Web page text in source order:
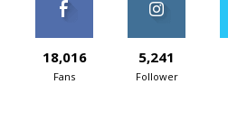
18,016
Fans
5,241
Follower